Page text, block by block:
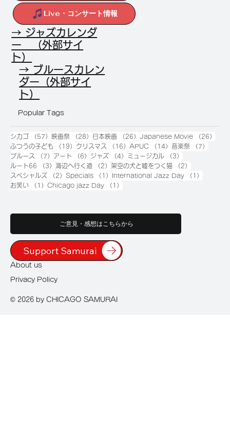
Live・コンサート情報
→ ジャズカレンダ
ー （外部サイ
ト）
→ ブルースカレン
ダー（外部サイ
ト）
Popular Tags
シカゴ （57） 57件の記事
映画祭 （28） 28件の記事
日本映画 （26） 26件の記事
Japanese Movie （26）
ふつうの子ども
（19） 19件の記事
クリスマス （16） 16件の記事
APUC （14） 14件の記事
音楽祭 （7）
ブルース
（7） 7件の記事
アート （6） 6件の記事
ジャズ （4） 4件の記事
ミュージカル （3）
ルート66
（3） 3件の記事
海辺へ行く道 （2） 2件の記事
架空の犬と嘘をつく猫 （2）
スペシャルズ
（2） 2件の記事
Specials （1） 1件の記事
International Jazz Day （1）
お笑い
（1） 1件の記事
Chicago jazz Day （1）
ご意見・感想はこちらから
About us
Privacy Policy
Support Samurai
© 2026 by CHICAGO SAMURAI